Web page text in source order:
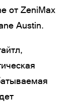
от ZeniMax
Austin.